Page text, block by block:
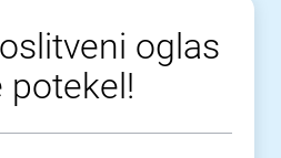
oglas
potekel!